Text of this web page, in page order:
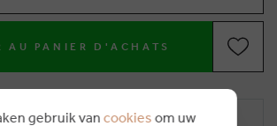
AU PANIER D'ACHATS
gebruik vancookies om uw